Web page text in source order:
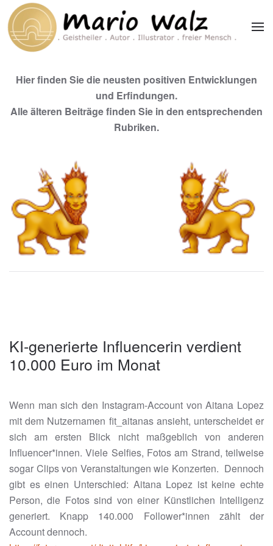
Zum Hauptinhalt springen
Hier finden Sie die neusten positiven Entwicklungen
und Erfindungen.
Alle älteren Beiträge finden Sie in den entsprechenden
Rubriken.
KI-generierte Influencerin verdient
10.000 Euro im Monat
Wenn man sich den Instagram-Account von Aitana Lopez
mit dem Nutzernamen fit_aitanas ansieht, unterscheidet er
sich am ersten Blick nicht maßgeblich von anderen
Influencer*innen. Viele Selfies, Fotos am Strand, teilweise
sogar Clips von Veranstaltungen wie Konzerten. Dennoch
gibt es einen Unterschied: Aitana Lopez ist keine echte
Person, die Fotos sind von einer Künstlichen Intelligenz
generiert. Knapp 140.000 Follower*innen zählt der
Account dennoch.